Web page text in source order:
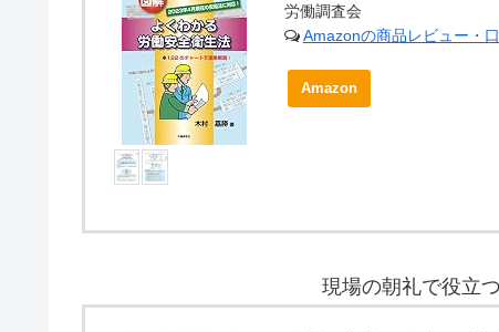
労働調査会
Amazonの商品レビュー・
Amazon
現場の朝礼で役立